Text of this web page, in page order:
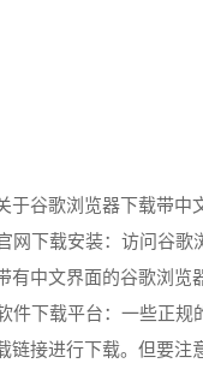
于谷歌浏览器下载带中
网下载安装：访问谷歌
有中文界面的谷歌浏览
件下载平台：一些正
链接进行下载。但要注